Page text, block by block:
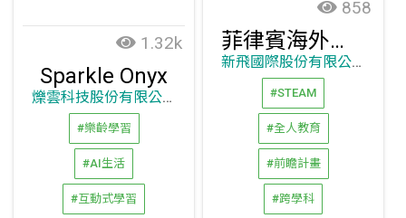
858
菲律賓海外留遊學代辦｜量身打造你的夢想
新飛國際股份有限公司
#STEAM
#全人教育
#前瞻計畫
#跨學科
1.32k
Sparkle Onyx
爍雲科技股份有限公司
#樂齡學習
#AI生活
#互動式學習